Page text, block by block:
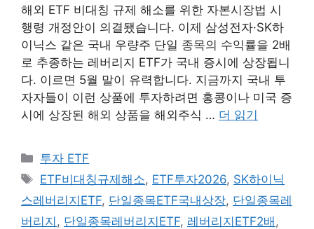
해외 ETF 비대칭 규제 해소를 위한 자본시장법 시
행령 개정안이 의결됐습니다. 이제 삼성전자·SK하
이닉스 같은 국내 우량주 단일 종목의 수익률을 2배
로 추종하는 레버리지 ETF가 국내 증시에 상장됩니
다. 이르면 5월 말이 유력합니다. 지금까지 국내 투
자자들이 이런 상품에 투자하려면 홍콩이나 미국 증
시에 상장된 해외 상품을 해외주식 … 더 읽기
카
테
리
투자 ETF
태
그
ETF비대칭규제해소, ETF투자2026, SK하이닉
스레버리지ETF, 단일종목ETF국내상장, 단일종목레
버리지 , 단일종목레버리지ETF, 레버리지ETF2배 ,